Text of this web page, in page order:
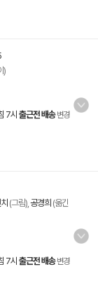
)
7시 출근전 배송 변경
(그림), 공경희 (옮긴
7시 출근전 배송 변경